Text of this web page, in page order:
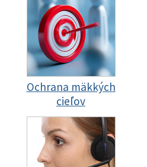
Ochrana mäkkých
cieľov